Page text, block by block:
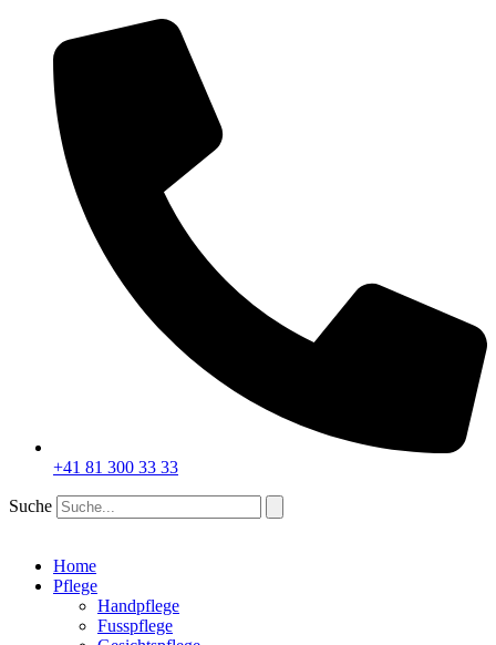
+41 81 300 33 33
Suche
Home
Pflege
Handpflege
Fusspflege